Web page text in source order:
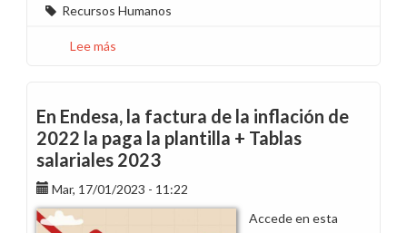
Recursos Humanos
Lee más
urgente
para
resolver
la
situación
de
En Endesa, la factura de la inflación de
2022 la paga la plantilla + Tablas
salariales 2023
Mar, 17/01/2023 - 11:22
Accede en esta